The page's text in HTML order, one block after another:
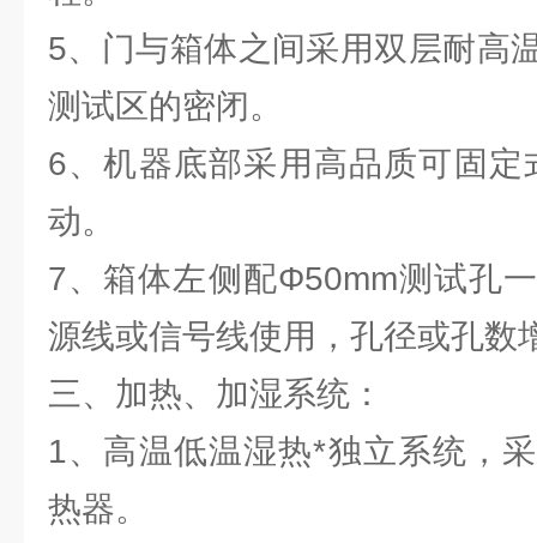
5、门与箱体之间采用双层耐高
测试区的密闭。
6、机器底部采用高品质可固
动。
7、箱体左侧配Φ50mm测试孔
源线或信号线使用，孔径或孔
三、加热、加湿系统：
1、高温低温湿热*独立系统，
热器。